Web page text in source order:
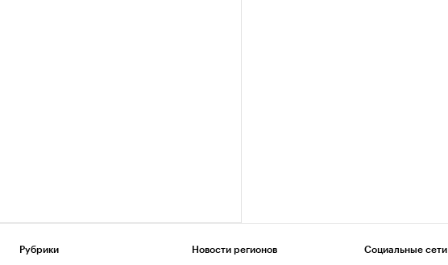
Рубрики Новости регионов Социальные сети